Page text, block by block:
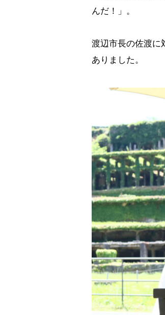
んだ！」。
渡辺市長の佐渡に
ありました。